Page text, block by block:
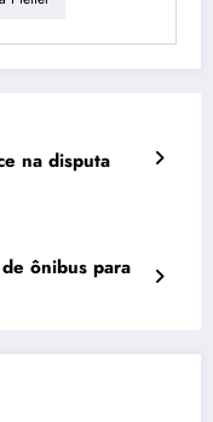
na disputa
ônibus para